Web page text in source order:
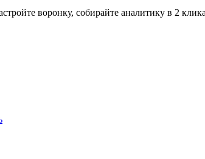
воронку, собирайте аналитику в 2 клика